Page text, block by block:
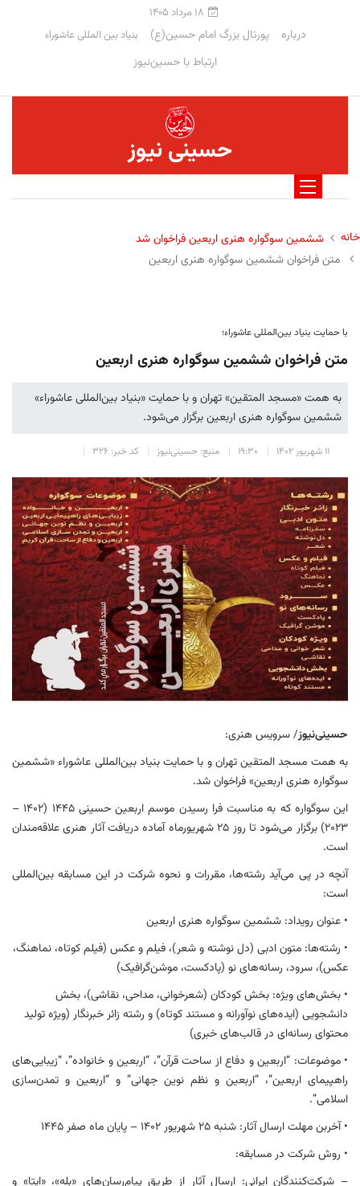
۱۸ مرداد ۱۴۰۵
درباره پورتال بزرگ امام حسین(ع) بنیاد بین المللی عاشوراء
ارتباط با حسین‌نیوز
حسینی نیوز
خانه
ششمین سوگواره هنری اربعین فراخوان شد
متن فراخوان ششمین سوگواره هنری اربعین
با حمایت بنیاد بین‌المللی عاشوراء؛
متن فراخوان ششمین سوگواره هنری اربعین
به همت «مسجد المتقین» تهران و با حمایت «بنیاد بین‌المللی عاشوراء»
ششمین سوگواره هنری اربعین برگزار می‌شود.
۱۱ شهریور ۱۴۰۲ ۱۹:۳۰ منبع: حسینی‌نیوز کد خبر: ۳۲۶
حسینی‌نیوز/ سرویس هنری:
به همت مسجد المتقین تهران و با حمایت بنیاد بین‌المللی عاشوراء «ششمین
سوگواره هنری اربعین» فراخوان شد.
این سوگواره که به مناسبت فرا رسیدن موسم اربعین حسینی ١٤٤٥ (۱۴۰۲ –
۲۰۲۳) برگزار می‌شود تا روز ۲۵ شهریورماه آماده دریافت آثار هنری علاقه‌مندان
است.
آنچه در پی می‌آید رشته‌ها، مقررات و نحوه شرکت در این مسابقه بین‌المللی
است:
• عنوان رویداد: ششمین سوگواره هنری اربعین
• رشته‌ها: متون ادبی (دل نوشته و شعر)، فیلم و عکس (فیلم کوتاه، نماهنگ،
عکس)، سرود، رسانه‌های نو (پادکست، موشن‌گرافیک)
• بخش‌های ویژه: بخش کودکان (شعرخوانی، مداحی، نقاشی)، بخش
دانشجویی (ایده‌های نوآورانه و مستند کوتاه) و رشته زائر خبرنگار (ویژه تولید
محتوای رسانه‌ای در قالب‌های خبری)
• موضوعات: “اربعین و دفاع از ساحت قرآن”، “اربعین و خانواده”، “زیبایی‌های
راهپیمای اربعین”، “اربعین و نظم نوین جهانی” و “اربعین و تمدن‌سازی
اسلامی”.
• آخربن مهلت ارسال آثار: شنبه ۲۵ شهریور ۱۴۰۲ – پایان ماه صفر ١٤٤٥
• روش شرکت در مسابقه:
– شرکت‌کنندگان ایرانی: ارسال آثار از طریق پیام‌رسان‌های «بله»، «ایتا» و